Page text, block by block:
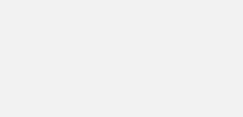
требования по защите